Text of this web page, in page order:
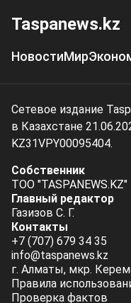
Taspanews.kz
НовостиМир
Сетевое издание
в Казахстане
KZ31VPY00095404.
Собственник
ТОО "TASPANEWS.KZ"
Главный редактор
Газизов С. Г.
Контакты
+7 (707) 679 34 35
info@taspanews.kz
г. Алматы, мкр.
Правила
Проверка фактов